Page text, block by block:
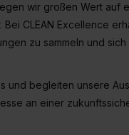
Übermittlung deiner
Datenschutzniveau
ganz oder teilweise
Weitere
wir großen Wert auf
CLEAN Excellence
zu sammeln und
und begleiten unsere
an einer